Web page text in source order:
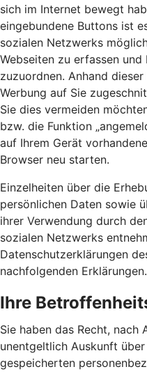
sich im Internet bewegt
eingebundene Buttons ist
sozialen Netzwerks
Webseiten zu erfassen
zuzuordnen. Anhand
Werbung auf Sie
Sie dies vermeiden
bzw. die Funktion
auf Ihrem Gerät
Browser neu starten.
Einzelheiten über die
persönlichen Daten sowie
ihrer Verwendung durch
sozialen Netzwerks
Datenschutzerklärungen
nachfolgenden Erklärungen.
Ihre
Sie haben das Recht, nach
unentgeltlich Auskunft
gespeicherten